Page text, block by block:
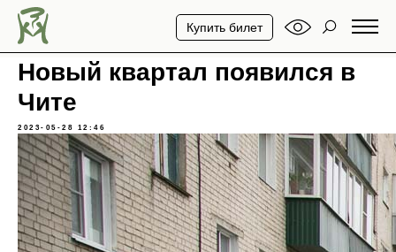
Купить билет
Новый квартал появился в
Чите
2023-05-28 12:46